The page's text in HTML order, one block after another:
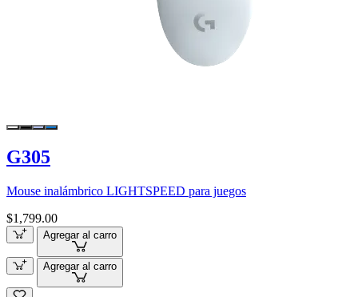
G305
Mouse inalámbrico LIGHTSPEED para juegos
$1,799.00
Agregar al carro
Agregar al carro